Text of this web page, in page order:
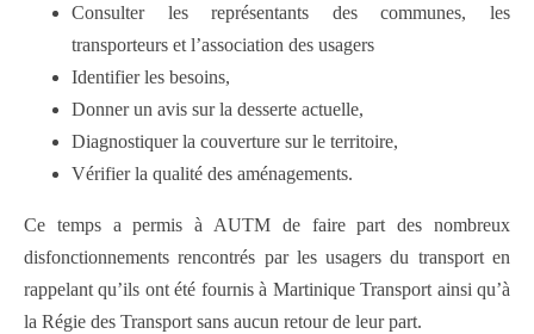
Consulter les représentants des communes, les
transporteurs et l’association des usagers
Identifier les besoins,
Donner un avis sur la desserte actuelle,
Diagnostiquer la couverture sur le territoire,
Vérifier la qualité des aménagements.
Ce temps a permis à AUTM de faire part des nombreux
disfonctionnements rencontrés par les usagers du transport en
rappelant qu’ils ont été fournis à Martinique Transport ainsi qu’à
la Régie des Transport sans aucun retour de leur part.